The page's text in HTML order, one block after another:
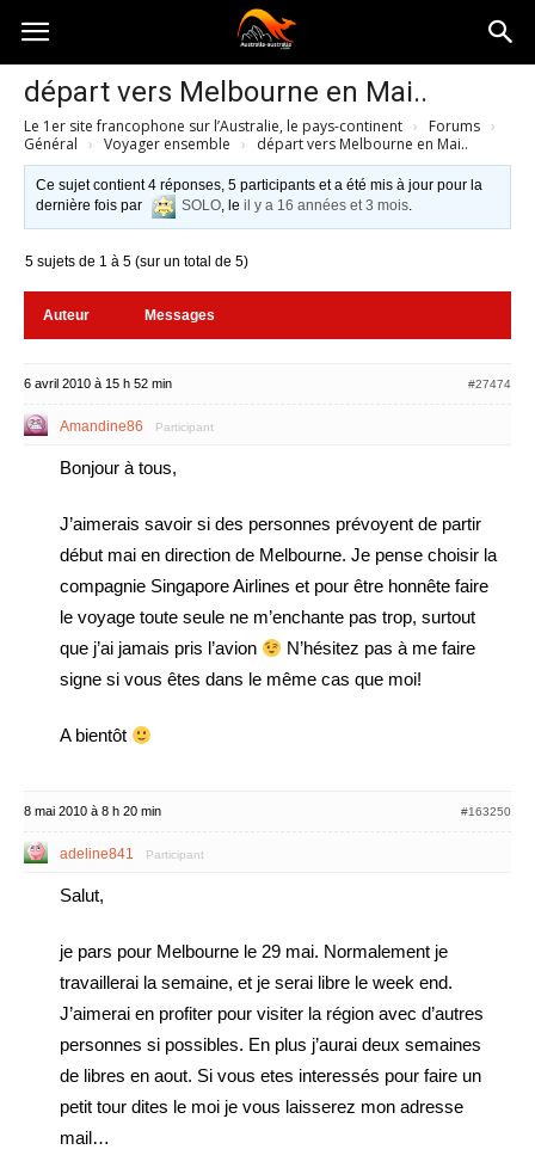
Australia-
australie.com
départ vers Melbourne en Mai..
Le 1er site francophone sur l’Australie, le pays-continent › Forums ›
Général › Voyager ensemble › départ vers Melbourne en Mai..
Ce sujet contient 4 réponses, 5 participants et a été mis à jour pour la
dernière fois par
SOLO, leil y a 16 années et 3 mois.
5 sujets de 1 à 5 (sur un total de 5)
Auteur Messages
6 avril 2010 à 15 h 52 min #27474
Amandine86 Participant
Bonjour à tous,
J’aimerais savoir si des personnes prévoyent de partir
début mai en direction de Melbourne. Je pense choisir la
compagnie Singapore Airlines et pour être honnête faire
le voyage toute seule ne m’enchante pas trop, surtout
que j’ai jamais pris l’avion
N’hésitez pas à me faire
signe si vous êtes dans le même cas que moi!
A bientôt
8 mai 2010 à 8 h 20 min #163250
adeline841 Participant
Salut,
je pars pour Melbourne le 29 mai. Normalement je
travaillerai la semaine, et je serai libre le week end.
J’aimerai en profiter pour visiter la région avec d’autres
personnes si possibles. En plus j’aurai deux semaines
de libres en aout. Si vous etes interessés pour faire un
petit tour dites le moi je vous laisserez mon adresse
mail…